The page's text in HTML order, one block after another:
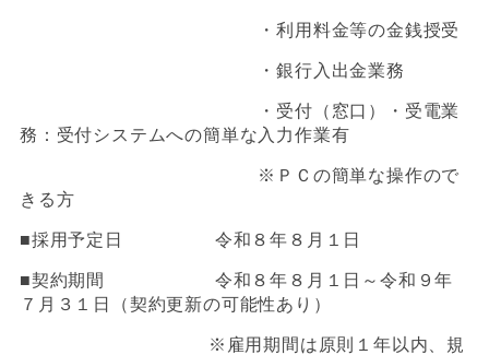
・利用料金等の金銭授受
・銀行入出金業務
・受付（窓口）・受電業
務：受付システムへの簡単な入力作業有
※ＰＣの簡単な操作ので
きる方
■採用予定日 令和８年８月１日
■契約期間 令和８年８月１日～令和９年
７月３１日（契約更新の可能性あり）
※雇用期間は原則１年以内、規